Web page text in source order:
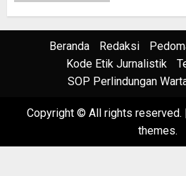
Beranda Redaksi
Kode Etik Jurnalistik
SOP Perlindungan
Copyright © All rights reserved.
themes.